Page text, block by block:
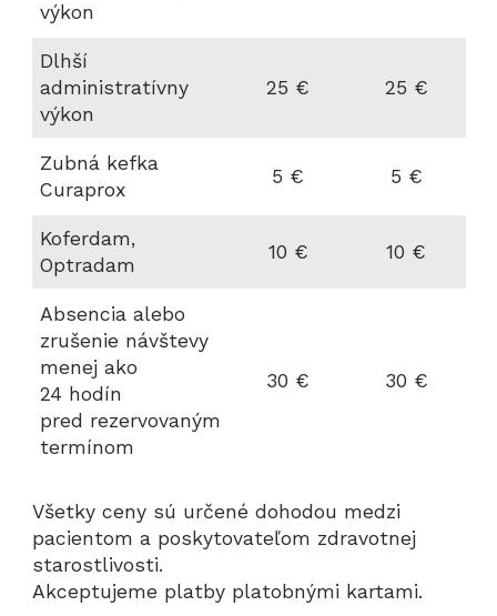
výkon
Dlhší
administratívny
výkon
25 € 25 €
Zubná kefka
Curaprox
5 € 5 €
Koferdam,
Optradam
10 € 10 €
Absencia alebo
zrušenie návštevy
menej ako
24 hodín
pred rezervovaným
termínom
30 € 30 €
Všetky ceny sú určené dohodou medzi
pacientom a poskytovateľom zdravotnej
starostlivosti.
Akceptujeme platby platobnými kartami.